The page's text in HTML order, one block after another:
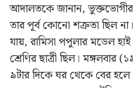
আদালতকে জানান, ভুক্তভোগীর
তার পূর্ব কোনো শত্রুতা ছিল
যায়, রামিসা পপুলার মডেল হাই
শ্রেণির ছাত্রী ছিল। মঙ্গলবার
৯টার দিকে ঘর থেকে বের